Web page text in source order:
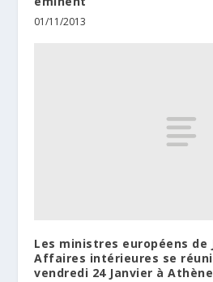
01/11/2013
Les ministres européens de
Affaires intérieures se
vendredi 24 Janvier à